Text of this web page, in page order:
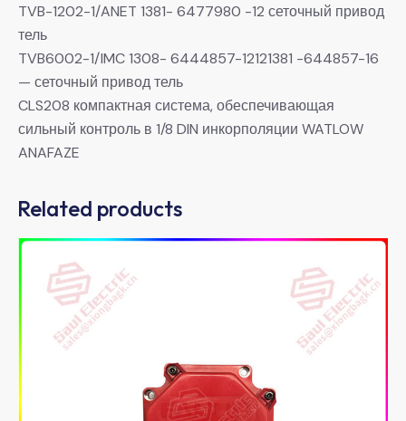
TVB-1202-1/ANET 1381- 6477980 -12 сеточный привод
тель
TVB6002-1/IMC 1308- 6444857-12121381 -644857-16
— сеточный привод тель
CLS208 компактная система, обеспечивающая
сильный контроль в 1/8 DIN инкорполяции WATLOW
ANAFAZE
Related products